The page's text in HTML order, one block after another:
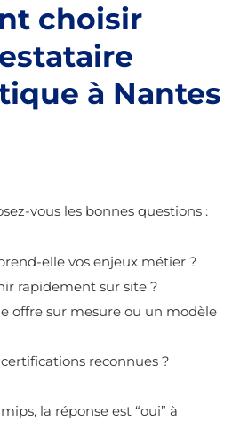
choisir
à Nantes
vous les bonnes questions :
elle vos enjeux métier ?
rapidement sur site ?
offre sur mesure ou un modèle
reconnues ?
la réponse est “oui” à